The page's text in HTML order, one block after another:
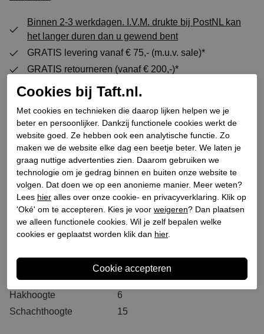
Binnen 2-3 werkdagen. I.V.M. drukte bij PostNL kan
het langer duren dan u gewend bent
GRATIS levering vanaf € 75,- (m.u.v. sale)*
GRATIS retourneren (vanaf € 200,-)*
30 DAGEN recht op retour
Specificaties
Merk
Panama Jack
Leveranciercode
Phoebe B31
Categorie
Halfhoge veterschoenen
Kleur
Zwart
Bestelcode
163100021
Materiaal binnenkant
Materiaal zool
Rubber
Hakhoogte
6
Schachthoogte
15
Cookies bij Taft.nl.
Met cookies en technieken die daarop lijken helpen we je
beter en persoonlijker. Dankzij functionele cookies werkt de
website goed. Ze hebben ook een analytische functie. Zo
maken we de website elke dag een beetje beter. We laten je
graag nuttige advertenties zien. Daarom gebruiken we
technologie om je gedrag binnen en buiten onze website te
volgen. Dat doen we op een anonieme manier. Meer weten?
Lees hier alles over onze cookie- en privacyverklaring. Klik op
'Oké' om te accepteren. Kies je voor weigeren? Dan plaatsen
we alleen functionele cookies. Wil je zelf bepalen welke
cookies er geplaatst worden klik dan hier.